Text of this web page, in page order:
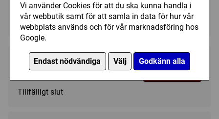
Vi använder Cookies för att du ska kunna handla i
vår webbutik samt för att samla in data för hur vår
webbplats används och för vår marknadsföring hos
Google.
Endast nödvändiga Välj Godkänn alla
Red - Ej i lager ▼
209 kr Bevaka
Tillfälligt slut